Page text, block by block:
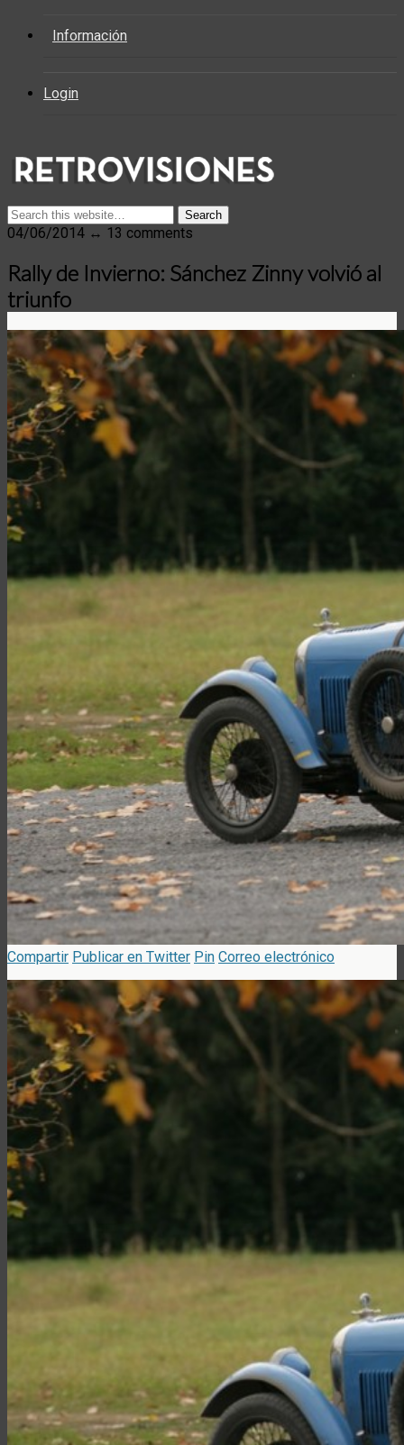
Información
Login
04/06/2014 ↔ 13 comments
Rally de Invierno: Sánchez Zinny volvió al
triunfo
Compartir Publicar en Twitter Pin Correo electrónico